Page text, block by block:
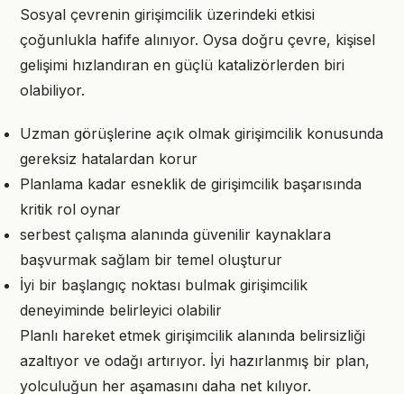
Sosyal çevrenin girişimcilik üzerindeki etkisi
çoğunlukla hafife alınıyor. Oysa doğru çevre, kişisel
gelişimi hızlandıran en güçlü katalizörlerden biri
olabiliyor.
Uzman görüşlerine açık olmak girişimcilik konusunda
gereksiz hatalardan korur
Planlama kadar esneklik de girişimcilik başarısında
kritik rol oynar
serbest çalışma alanında güvenilir kaynaklara
başvurmak sağlam bir temel oluşturur
İyi bir başlangıç noktası bulmak girişimcilik
deneyiminde belirleyici olabilir
Planlı hareket etmek girişimcilik alanında belirsizliği
azaltıyor ve odağı artırıyor. İyi hazırlanmış bir plan,
yolculuğun her aşamasını daha net kılıyor.